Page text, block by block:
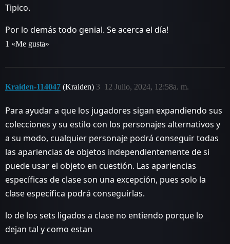
Tipico.
Por lo demás todo genial. Se acerca el día!
1 «Me gusta»
Kraiden-114047 (Kraiden) 12 Julio, 2024, 12:58a. m.
3
Para ayudar a que los jugadores sigan expandiendo sus
colecciones y su estilo con los personajes alternativos y
a su modo, cualquier personaje podrá conseguir todas
las apariencias de objetos independientemente de si
puede usar el objeto en cuestión. Las apariencias
específicas de clase son una excepción, pues solo la
clase específica podrá conseguirlas.
lo de los sets ligados a clase no entiendo porque lo
dejan tal y como estan